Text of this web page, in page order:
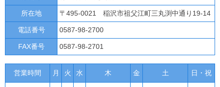
所在地 〒495-0021 稲沢市祖父江町三丸渕中通り19-14
電話番号 0587-98-2700
FAX番号 0587-98-2701
営業時間 月 火 水 木 金 土 日・祝